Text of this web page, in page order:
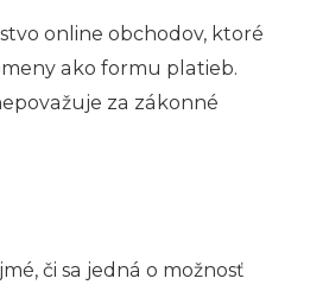
online obchodov, ktoré
ako formu platieb.
za zákonné
či sa jedná o možnosť